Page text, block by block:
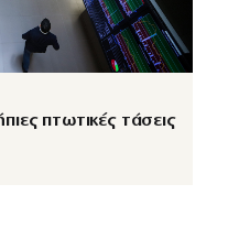
πτωτικές τάσεις